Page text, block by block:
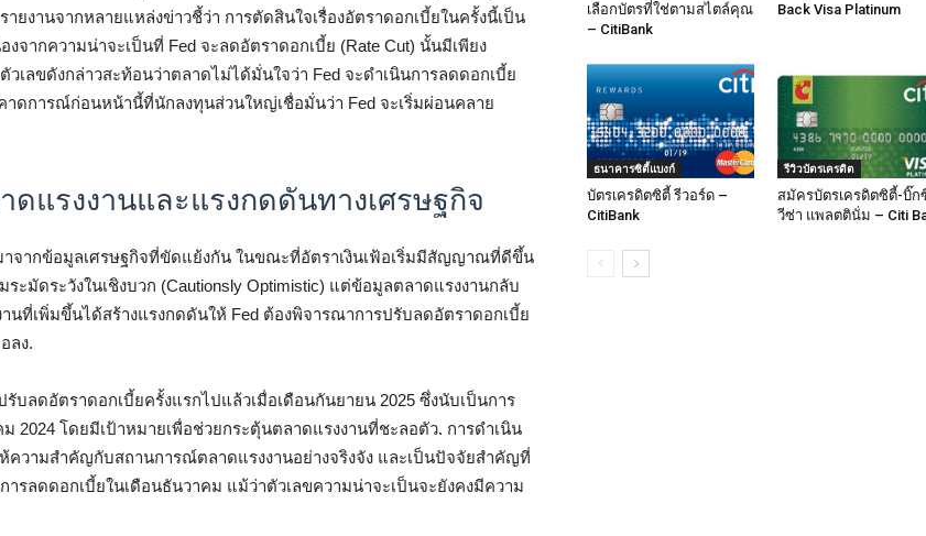
ยงานจากหลายแหล่งข่าวชี้ว่า การตัดสินใจเรื่องอัตราดอกเบี้ยในครั้งนี้เป็น
องจากความน่าจะเป็นที่ Fed จะลดอัตราดอกเบี้ย (Rate Cut) นั้นมีเพียง
วเลขดังกล่าวสะท้อนว่าตลาดไม่ได้มั่นใจว่า Fed จะดำเนินการลดดอกเบี้ย
าดการณ์ก่อนหน้านี้ที่นักลงทุนส่วนใหญ่เชื่อมั่นว่า Fed จะเริ่มผ่อนคลาย
ดแรงงานและแรงกดดันทางเศรษฐกิจ
าจากข้อมูลเศรษฐกิจที่ขัดแย้งกัน ในขณะที่อัตราเงินเฟ้อเริ่มมีสัญญาณที่ดีขึ้น
ะมัดระวังในเชิงบวก (Cautionsly Optimistic) แต่ข้อมูลตลาดแรงงานกลับ
นที่เพิ่มขึ้นได้สร้างแรงกดดันให้ Fed ต้องพิจารณาการปรับลดอัตราดอกเบี้ย
ลง.
รับลดอัตราดอกเบี้ยครั้งแรกไปแล้วเมื่อเดือนกันยายน 2025 ซึ่งนับเป็นการ
2024 โดยมีเป้าหมายเพื่อช่วยกระตุ้นตลาดแรงงานที่ชะลอตัว. การดำเนิน
ห้ความสำคัญกับสถานการณ์ตลาดแรงงานอย่างจริงจัง และเป็นปัจจัยสำคัญที่
รลดดอกเบี้ยในเดือนธันวาคม แม้ว่าตัวเลขความน่าจะเป็นจะยังคงมีความ
เลือกบัตรที่ใช่ตามสไตล์คุณ
– CitiBank
Back Visa Platinum
ธนาคารซิตี้แบงก์
บัตรเครดิตซิตี้ รีวอร์ด –
CitiBank
รีวิวบัตรเครดิต
สมัครบัตรเครดิตซิตี้-บิ๊ก
วีซ่า แพลตตินั่ม – Citi